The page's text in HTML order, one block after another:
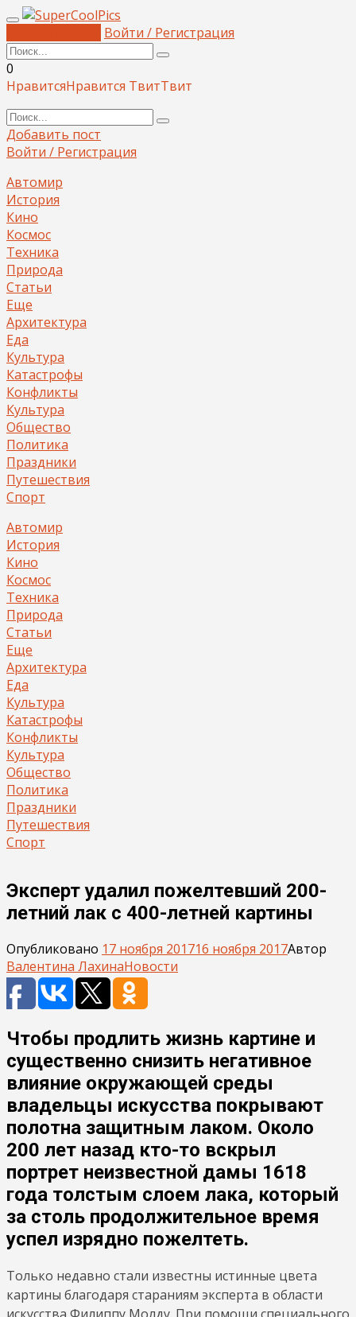
Войти / Регистрация
0
НравитсяНравится ТвитТвит
Добавить пост
Войти / Регистрация
Автомир
История
Кино
Космос
Техника
Природа
Статьи
Еще
Архитектура
Еда
Культура
Катастрофы
Конфликты
Культура
Общество
Политика
Праздники
Путешествия
Спорт
Автомир
История
Кино
Космос
Техника
Природа
Статьи
Еще
Архитектура
Еда
Культура
Катастрофы
Конфликты
Культура
Общество
Политика
Праздники
Путешествия
Спорт
Эксперт удалил пожелтевший 200-
летний лак с 400-летней картины
Опубликовано 17 ноября 201716 ноября 2017Автор
Валентина ЛахинаНовости
Чтобы продлить жизнь картине и
существенно снизить негативное
влияние окружающей среды
владельцы искусства покрывают
полотна защитным лаком. Около
200 лет назад кто-то вскрыл
портрет неизвестной дамы 1618
года толстым слоем лака, который
за столь продолжительное время
успел изрядно пожелтеть.
Только недавно стали известны истинные цвета
картины благодаря стараниям эксперта в области